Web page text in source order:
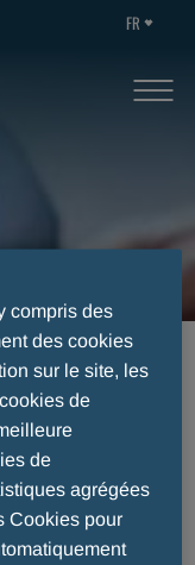
FR
compris des
des cookies
sur le site, les
de
de
agrégées
Cookies pour